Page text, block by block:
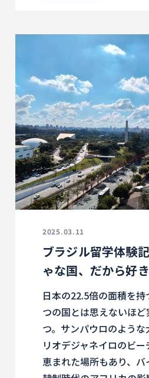
2025.03.11
ブラジル留学体験
ゃな国、だから好き
日本の22.5倍の面積を
つの国とは思えないほ
つ。サンパウロのような
リオデジャネイロのビ
恵まれた場所もあり、